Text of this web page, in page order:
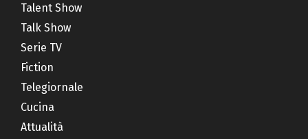
Talent Show
Talk Show
Serie TV
Fiction
Telegiornale
Cucina
Attualità